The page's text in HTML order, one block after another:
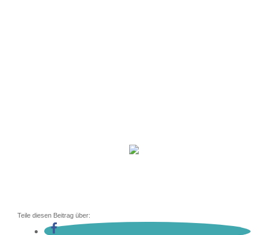
Teile diesen Beitrag über: